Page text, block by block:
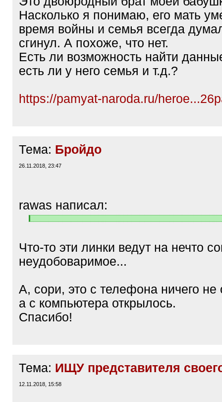
Насколько я понимаю, его мать
время войны и семья всегда
сгинул. А похоже, что нет.
Есть ли возможность найти
есть ли у него семья и т.д.?
https://pamyat-naroda.ru/
Тема: Бройдо
26.11.2018, 23:47
rawas написал:
[[
]
Что-то эти линки ведут на нечто
неудобоваримое...
А, сори, это с телефона ничего не
а с компьютера открылось.
Спасибо!
Тема: ИЩУ представителя
12.11.2018, 15:58